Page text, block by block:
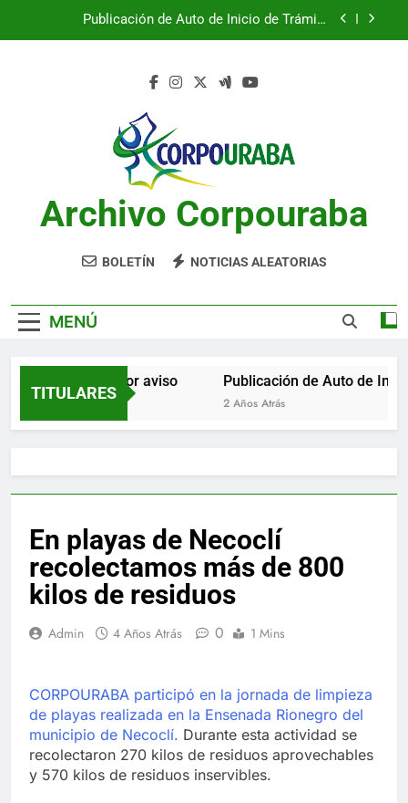
Publicación de Auto de Inicio de Trámite
Notificación por aviso
Publicación de Auto de Inicio de Trámite
Publicación de Auto de Inicio de Trámite
CITACIONES
Archivo Corpouraba
BOLETÍN NOTICIAS ALEATORIAS
MENÚ
TITULARES
Notificación por aviso
2 Años Atrás
Publicación de Auto de
2 Años Atrás
En playas de Necoclí
recolectamos más de 800
kilos de residuos
Admin 4 Años Atrás 0 1 Mins
CORPOURABA participó en la jornada de limpieza
de playas realizada en la Ensenada Rionegro del
municipio de Necoclí. Durante esta actividad se
recolectaron 270 kilos de residuos aprovechables
y 570 kilos de residuos inservibles.